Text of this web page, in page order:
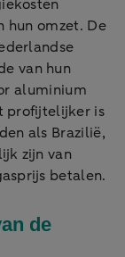
hun omzet. De
van hun
aluminium
profijtelijker is
als Brazilië,
zijn van
betalen.